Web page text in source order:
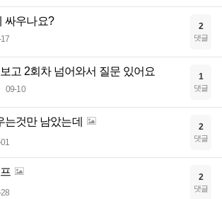
싸우나요? 2
댓글
고 2회차 넘어와서 질문 있어요
09-10
1
댓글
는것만 남았는데 2
댓글
2
댓글